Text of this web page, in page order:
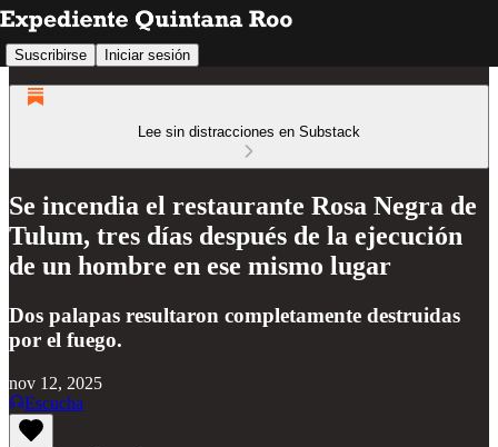
Suscribirse Iniciar sesión
Lee sin distracciones en Substack
Se incendia el restaurante Rosa Negra de
Tulum, tres días después de la ejecución
de un hombre en ese mismo lugar
Dos palapas resultaron completamente destruidas
por el fuego.
nov 12, 2025
Escucha